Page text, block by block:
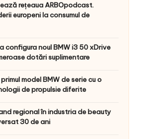
rețeaua ARBOpodcast.
europeni la consumul de
configura noul BMW i3 50 xDrive
dotări suplimentare
model BMW de serie cu o
de propulsie diferite
regional în industria de beauty
30 de ani